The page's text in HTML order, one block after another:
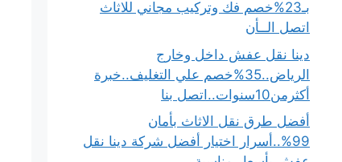
بـ23%خصم فك وتركيب مجاني للاثاث
اتصل الــأن
دينا نقل عفش داخل وخارج
الرياض..35%خصم علي التغليف..خبرة
أكثرمن10سنوات..اتصل بنا
أفضل طرق نقل الاثاث بأمان
99%..أسرار اختيار أفضل شركة دينا نقل